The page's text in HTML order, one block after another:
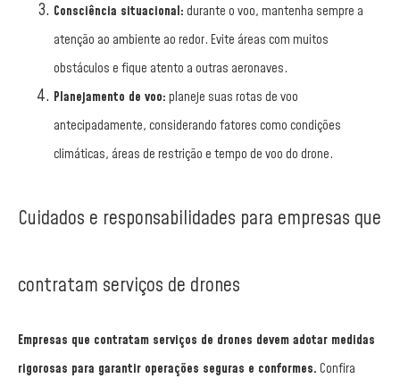
Consciência situacional:durante o voo, mantenha sempre a
atenção ao ambiente ao redor. Evite áreas com muitos
obstáculos e fique atento a outras aeronaves.
Planejamento de voo:planeje suas rotas de voo
antecipadamente, considerando fatores como condições
climáticas, áreas de restrição e tempo de voo do drone.
Cuidados e responsabilidades para empresas que
contratam serviços de drones
Empresas que contratam serviços de drones devem adotar medidas
rigorosas para garantir operações seguras e conformes.Confira